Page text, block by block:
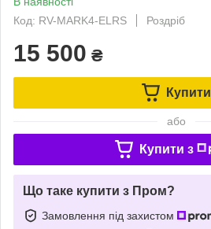
Код: RV-MARK4-ELRS
Роздріб
15 500 ₴
Купити
або
Купити з
Що таке купити з Пром?
Замовлення під захистом